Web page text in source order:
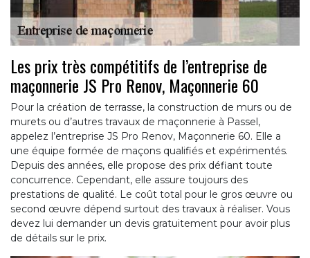
Les prix très compétitifs de l’entreprise de
maçonnerie JS Pro Renov, Maçonnerie 60
Pour la création de terrasse, la construction de murs ou de
murets ou d’autres travaux de maçonnerie à Passel,
appelez l’entreprise JS Pro Renov, Maçonnerie 60. Elle a
une équipe formée de maçons qualifiés et expérimentés.
Depuis des années, elle propose des prix défiant toute
concurrence. Cependant, elle assure toujours des
prestations de qualité. Le coût total pour le gros œuvre ou
second œuvre dépend surtout des travaux à réaliser. Vous
devez lui demander un devis gratuitement pour avoir plus
de détails sur le prix.